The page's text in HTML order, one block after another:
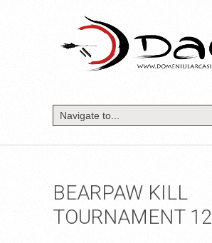
BEARPAW KILL
TOURNAMENT 12